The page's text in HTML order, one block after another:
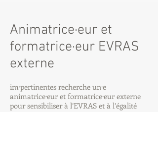
Animatrice·eur et
formatrice·eur EVRAS
externe
im·pertinentes recherche un·e
animatrice·eur et formatrice·eur externe
pour sensibiliser à l’EVRAS et à l’égalité